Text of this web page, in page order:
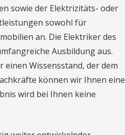
sowie der Elektrizitäts- oder
sowohl für
an. Die Elektriker des
Ausbildung aus.
Wissensstand, der dem
können wir Ihnen eine
wird bei Ihnen keine